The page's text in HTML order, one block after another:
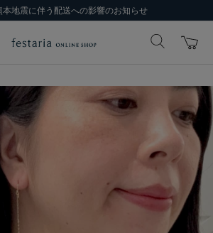
本地震に伴う配送への影響のお知らせ